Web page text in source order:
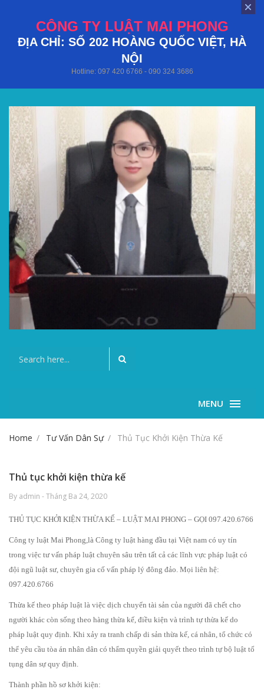
CÔNG TY LUẬT MAI PHONG
ĐỊA CHỈ: SỐ 202 HOÀNG QUỐC VIỆT, HÀ
NỘI
Hotline: 097 420 6766 - 090 324 3686
MENU
Home Tư Vấn Dân Sự Thủ Tục Khởi Kiện Thừa Kế
Thủ tục khởi kiện thừa kế
By admin - Tháng Ba 24, 2020
THỦ TỤC KHỞI KIỆN THỪA KẾ – LUẬT MAI PHONG – GỌI 097.420.6766
Công ty luật Mai Phong,là Công ty luật hàng đầu tại Việt nam có uy tín
trong việc tư vấn pháp luật chuyên sâu trên tất cả các lĩnh vực pháp luật có
đội ngũ luật sư, chuyên gia cố vấn pháp lý đông đảo. Mọi liên hệ:
097.420.6766
Thừa kế theo pháp luật là việc dịch chuyển tài sản của người đã chết cho
người khác còn sống theo hàng thừa kế, điều kiện và trình tự thừa kế do
pháp luật quy định. Khi xảy ra tranh chấp di sản thừa kế, cá nhân, tổ chức có
thể yêu cầu tòa án nhân dân có thẩm quyền giải quyết theo trình tự bộ luật tố
tụng dân sự quy định.
Thành phần hồ sơ khởi kiện: